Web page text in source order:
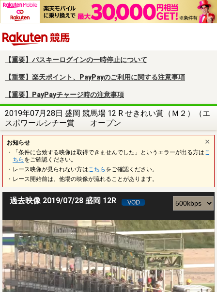
【重要】パスキーログインの一時停止について
【重要】楽天ポイント、PayPayのご利用に関する注意事項
【重要】PayPayチャージ時の注意事項
2019年07月28日 盛岡 競馬場 12 R せきれい賞（Ｍ２）（エ
スポワールシチー賞 オープン
お知らせ
・「条件に合致する映像は取得できませんでした」というエラーが出る方は こ
ちら をご確認ください。
・レース映像が見られない方は こちら をご確認ください。
・レース開始前は、他場の映像が流れることがあります。
過去映像 2019/07/28 盛岡 12R